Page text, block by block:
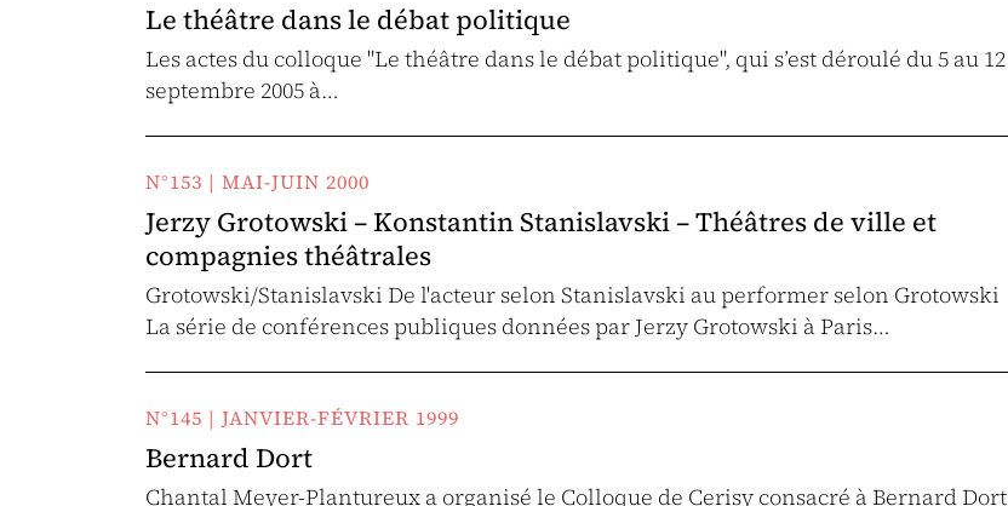
Le théâtre dans le débat politique
Les actes du colloque "Le théâtre dans le débat politique", qui s’est déroulé du 5 au 12
septembre 2005 à…
N°153 | MAI-JUIN 2000
Jerzy Grotowski – Konstantin Stanislavski – Théâtres de ville et
compagnies théâtrales
Grotowski/Stanislavski De l'acteur selon Stanislavski au performer selon Grotowski
La série de conférences publiques données par Jerzy Grotowski à Paris…
N°145 | JANVIER-FÉVRIER 1999
Bernard Dort
Chantal Meyer-Plantureux a organisé le Colloque de Cerisy consacré à Bernard Dort